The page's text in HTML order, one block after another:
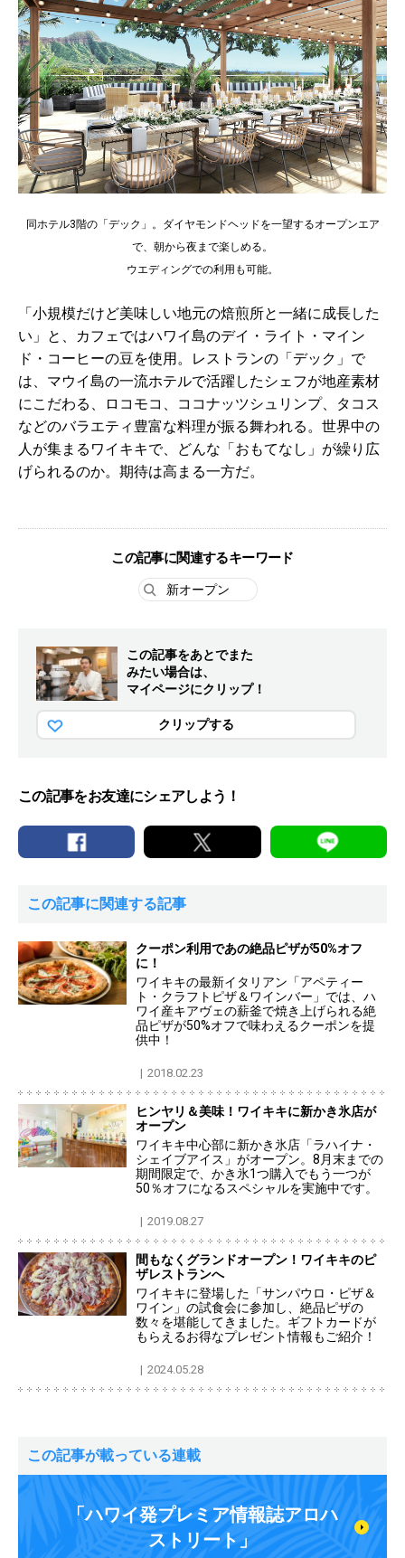
同ホテル3階の「デック」。ダイヤモンドヘッドを一望するオープンエア
で、朝から夜まで楽しめる。
ウエディングでの利用も可能。
「小規模だけど美味しい地元の焙煎所と一緒に成長した
い」と、カフェではハワイ島のデイ・ライト・マイン
ド・コーヒーの豆を使用。レストランの「デック」で
は、マウイ島の一流ホテルで活躍したシェフが地産素材
にこだわる、ロコモコ、ココナッツシュリンプ、タコス
などのバラエティ豊富な料理が振る舞われる。世界中の
人が集まるワイキキで、どんな「おもてなし」が繰り広
げられるのか。期待は高まる一方だ。
この記事に関連するキーワード
新オープン
この記事をあとでまた
みたい場合は、
マイページにクリップ！
クリップする
この記事をお友達にシェアしよう！
この記事に関連する記事
クーポン利用であの絶品ピザが50%オフ
に！
ワイキキの最新イタリアン「アペティー
ト・クラフトピザ＆ワインバー」では、ハ
ワイ産キアヴェの薪釜で焼き上げられる絶
品ピザが50%オフで味わえるクーポンを提
供中！
2018.02.23
ヒンヤリ＆美味！ワイキキに新かき氷店が
オープン
ワイキキ中心部に新かき氷店「ラハイナ・
シェイブアイス」がオープン。8月末までの
期間限定で、かき氷1つ購入でもう一つが
50％オフになるスペシャルを実施中です。
2019.08.27
間もなくグランドオープン！ワイキキのピ
ザレストランへ
ワイキキに登場した「サンパウロ・ピザ＆
ワイン」の試食会に参加し、絶品ピザの
数々を堪能してきました。ギフトカードが
もらえるお得なプレゼント情報もご紹介！
2024.05.28
この記事が載っている連載
「ハワイ発プレミア情報誌アロハ
ストリート」